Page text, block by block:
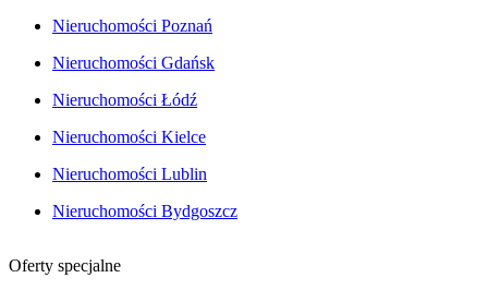
Nieruchomości Poznań
Nieruchomości Gdańsk
Nieruchomości Łódź
Nieruchomości Kielce
Nieruchomości Lublin
Nieruchomości Bydgoszcz
Oferty specjalne